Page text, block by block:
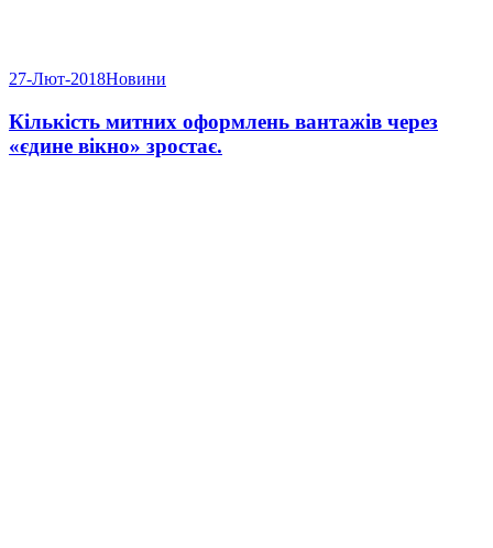
27-Лют-2018Новини
Кількість митних оформлень вантажів через
«єдине вікно» зростає.